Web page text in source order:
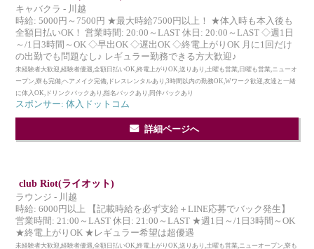
キャバクラ - 川越
時給: 5000円～7500円 ★最大時給7500円以上！ ★体入時も本入後も
全額日払いOK！ 営業時間: 20:00～LAST 休日: 20:00～LAST ◇週1日
～/1日3時間～OK ◇早出OK ◇遅出OK ◇終電上がりOK 月に1回だけ
の出勤でも問題なし♪ レギュラー勤務できる方大歓迎♪
未経験者大歓迎,経験者優遇,全額日払いOK,終電上がりOK,送りあり,土曜も営業,日曜も営業,ニューオ
ープン,寮も完備,ヘアメイク完備,ドレスレンタルあり,3時間以内の勤務OK,Wワーク歓迎,友達と一緒
に体入OK,ドリンクバックあり,指名バックあり,同伴バックあり
スポンサー: 体入ドットコム
詳細ページへ
club Riot(ライオット)
ラウンジ - 川越
時給: 6000円以上 【記載時給を必ず支給＋LINE応募でバック発生】
営業時間: 21:00～LAST 休日: 21:00～LAST ★週1日～/1日3時間～OK
★終電上がりOK ★レギュラー希望は超優遇
未経験者大歓迎,経験者優遇,全額日払いOK,終電上がりOK,送りあり,土曜も営業,ニューオープン,寮も